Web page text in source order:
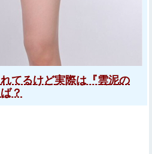
てるけど実際は『雲泥の
？